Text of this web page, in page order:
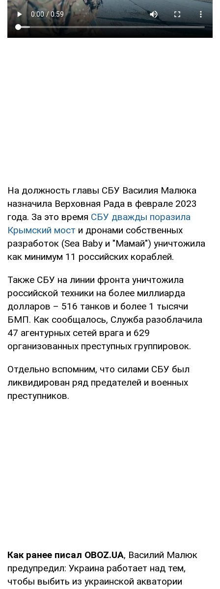
На должность главы СБУ Василия Малюка
назначила Верховная Рада в феврале 2023
года. За это время СБУ дважды поразила
Крымский мост и дронами собственных
разработок (Sea Baby и "Мамай") уничтожила
как минимум 11 российских кораблей.
Также СБУ на линии фронта уничтожила
российской техники на более миллиарда
долларов – 516 танков и более 1 тысячи
БМП. Как сообщалось, Служба разоблачила
47 агентурных сетей врага и 629
организованных преступных группировок.
Отдельно вспомним, что силами СБУ был
ликвидирован ряд предателей и военных
преступников.
Как ранее писал OBOZ.UA, Василий Малюк
предупредил: Украина работает над тем,
чтобы выбить из украинской акватории